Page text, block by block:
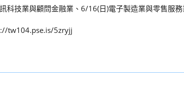
科技業與顧問金融業、6/16(日)電子製造業與零售服務
tw104.pse.is/5zryjj